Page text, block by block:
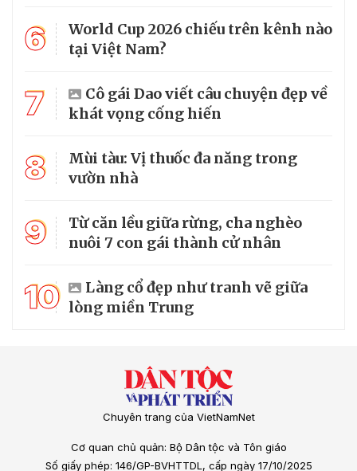
6
World Cup 2026 chiếu trên kênh nào
tại Việt Nam?
7
Cô gái Dao viết câu chuyện đẹp về
khát vọng cống hiến
8
Mùi tàu: Vị thuốc đa năng trong
vườn nhà
9
Từ căn lều giữa rừng, cha nghèo
nuôi 7 con gái thành cử nhân
10
Làng cổ đẹp như tranh vẽ giữa
lòng miền Trung
Chuyên trang của VietNamNet
Cơ quan chủ quản: Bộ Dân tộc và Tôn giáo
Số giấy phép: 146/GP-BVHTTDL, cấp ngày 17/10/2025